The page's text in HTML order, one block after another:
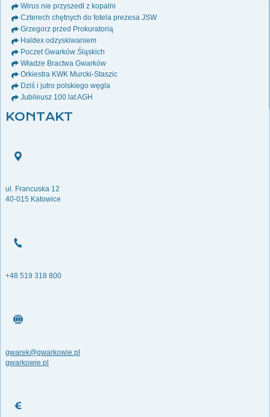
Wirus nie przyszedł z kopalni
Czterech chętnych do fotela prezesa JSW
Grzegorz przed Prokuratorią
Haldex odzyskiwaniem
Poczet Gwarków Śląskich
Władze Bractwa Gwarków
Orkiestra KWK Murcki-Staszic
Dziś i jutro polskiego węgla
Jubileusz 100 lat AGH
KONTAKT
ul. Francuska 12
40-015 Katowice
+48 519 318 800
gwarek@gwarkowie.pl
gwarkowie.pl